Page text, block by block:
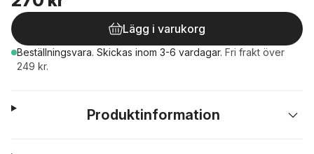
Lägg i varukorg
Beställningsvara. Skickas inom 3-6 vardagar. Fri frakt över
249 kr.
Produktinformation